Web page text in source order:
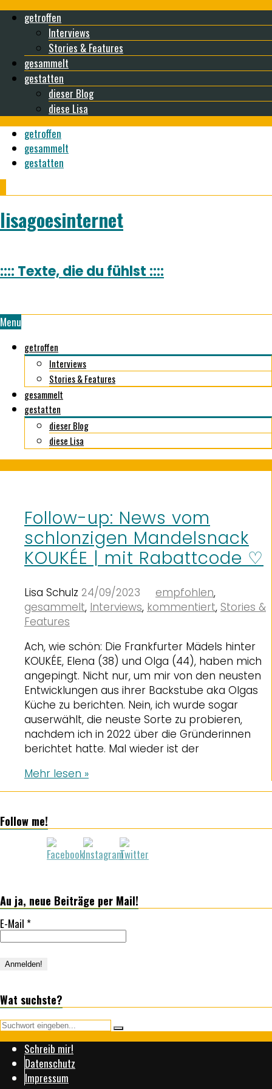
getroffen
Interviews
Stories & Features
gesammelt
gestatten
dieser Blog
diese Lisa
getroffen
gesammelt
gestatten
lisagoesinternet
:::: Texte, die du fühlst ::::
Menu
getroffen
Interviews
Stories & Features
gesammelt
gestatten
dieser Blog
diese Lisa
Follow-up: News vom
schlonzigen Mandelsnack
KOUKÉE | mit Rabattcode ♡
Lisa Schulz 24/09/2023 empfohlen,
gesammelt, Interviews, kommentiert, Stories &
Features
Ach, wie schön: Die Frankfurter Mädels hinter
KOUKÉE, Elena (38) und Olga (44), haben mich
angepingt. Nicht nur, um mir von den neusten
Entwicklungen aus ihrer Backstube aka Olgas
Küche zu berichten. Nein, ich wurde sogar
auserwählt, die neuste Sorte zu probieren,
nachdem ich in 2022 über die Gründerinnen
berichtet hatte. Mal wieder ist der
Mehr lesen »
Follow me!
Au ja, neue Beiträge per Mail!
E-Mail *
Wat suchste?
Schreib mir!
Datenschutz
Impressum